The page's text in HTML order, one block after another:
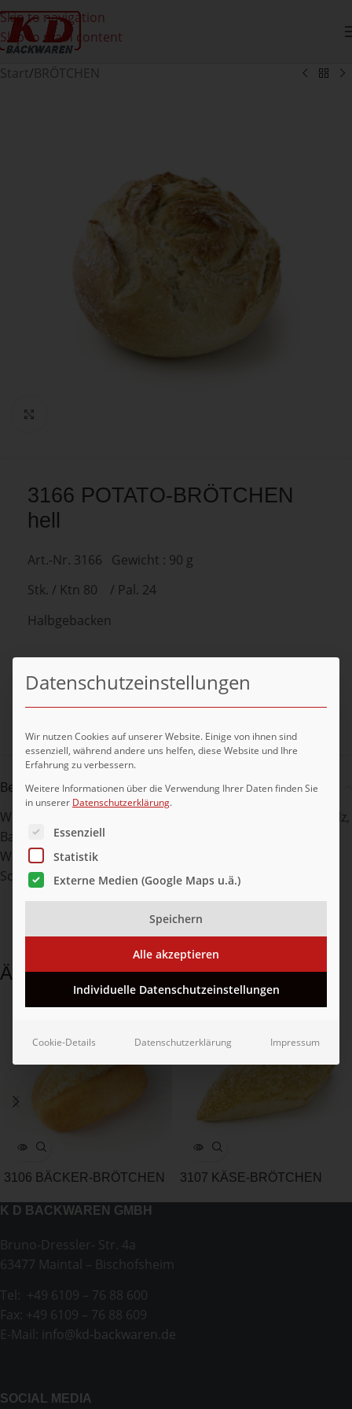
Skip to navigation
Skip to main content
Start/BRÖTCHEN
3166 POTATO-BRÖTCHEN
hell
Art.-Nr. 3166 Gewicht : 90 g
Stk. / Ktn 80 / Pal. 24
Halbgebacken
Kategorie:BRÖTCHEN
Teilen:
Beschreibung
Weizenmehl, Wasser, Kartoffelflocken 3,7%, Hefe, Meersalz,
Backmittel (Malzmehl (Gerste,Weizen), Traubenzucker,
Weizenmehl, Rapsöl. Kann Spuren von Ei, Soja, Milch,
Schalenfrüchte und Sesam enthalten.
Ähnliche Produkte
3106 BÄCKER-BRÖTCHEN 3107 KÄSE-BRÖTCHEN
K D BACKWAREN GMBH
Bruno-Dressler- Str. 4a
63477 Maintal – Bischofsheim
Tel: +49 6109 – 76 88 600
Fax: +49 6109 – 76 88 609
E-Mail: info@kd-backwaren.de
SOCIAL MEDIA
Datenschutzeinstellungen
Wir nutzen Cookies auf unserer Website. Einige von ihnen sind
essenziell, während andere uns helfen, diese Website und Ihre
Erfahrung zu verbessern.
Weitere Informationen über die Verwendung Ihrer Daten finden Sie
in unserer Datenschutzerklärung.
Es folgt eine Liste der Service-Gruppen, für die eine
Essenziell
Statistik
Externe Medien (Google Maps u.ä.)
Speichern
Alle akzeptieren
Individuelle Datenschutzeinstellungen
Cookie-Details Datenschutzerklärung Impressum